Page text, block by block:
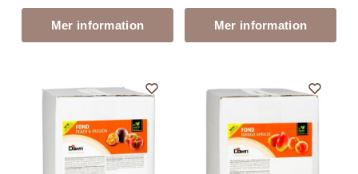
Mer information Mer information